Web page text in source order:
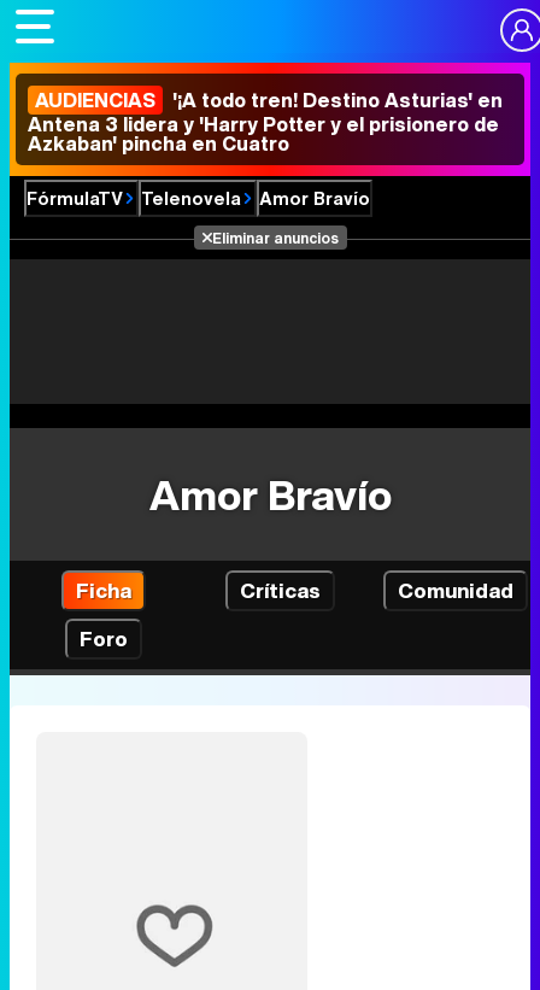
AUDIENCIAS '¡A todo tren! Destino Asturias' en
Antena 3 lidera y 'Harry Potter y el prisionero de
Azkaban' pincha en Cuatro
FórmulaTV Telenovela Amor Bravío
Eliminar anuncios
Amor Bravío
Ficha Críticas
Comunidad
Foro